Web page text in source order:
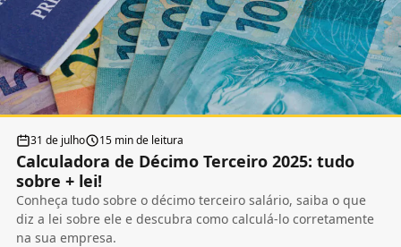
31 de julho 15 min de leitura
Calculadora de Décimo Terceiro 2025: tudo
sobre + lei!
Conheça tudo sobre o décimo terceiro salário, saiba o que
diz a lei sobre ele e descubra como calculá-lo corretamente
na sua empresa.